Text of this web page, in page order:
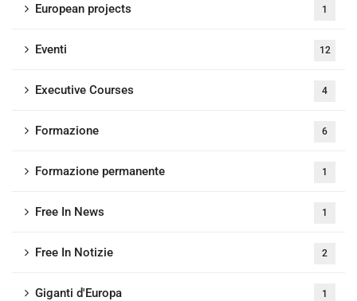
European projects 1
Eventi 12
Executive Courses 4
Formazione 6
Formazione permanente 1
Free In News 1
Free In Notizie 2
Giganti d'Europa 1